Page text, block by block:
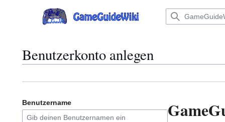
Hauptmenü
Benutzerkonto anlegen
Benutzername